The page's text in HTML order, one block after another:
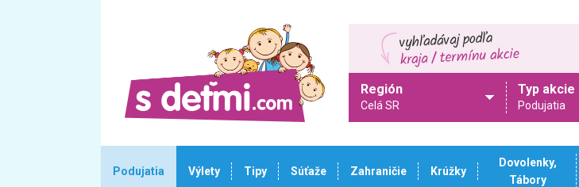
Región
Celá SR
Typ akcie
Podujatia
Podujatia Výlety Tipy Súťaže Zahraničie Krúžky
Dovolenky,
Tábory